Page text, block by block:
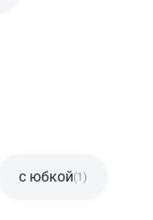
с юбкой(1)